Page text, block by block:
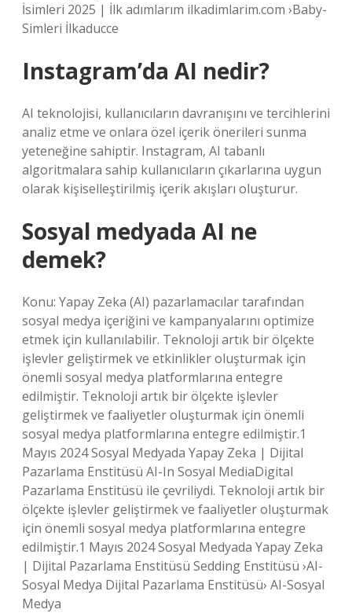
İsimleri 2025 | İlk adımlarım ilkadimlarim.com ›Baby-
Simleri İlkaducce
Instagram’da AI nedir?
AI teknolojisi, kullanıcıların davranışını ve tercihlerini
analiz etme ve onlara özel içerik önerileri sunma
yeteneğine sahiptir. Instagram, AI tabanlı
algoritmalara sahip kullanıcıların çıkarlarına uygun
olarak kişiselleştirilmiş içerik akışları oluşturur.
Sosyal medyada AI ne
demek?
Konu: Yapay Zeka (AI) pazarlamacılar tarafından
sosyal medya içeriğini ve kampanyalarını optimize
etmek için kullanılabilir. Teknoloji artık bir ölçekte
işlevler geliştirmek ve etkinlikler oluşturmak için
önemli sosyal medya platformlarına entegre
edilmiştir. Teknoloji artık bir ölçekte işlevler
geliştirmek ve faaliyetler oluşturmak için önemli
sosyal medya platformlarına entegre edilmiştir.1
Mayıs 2024 Sosyal Medyada Yapay Zeka | Dijital
Pazarlama Enstitüsü AI-In Sosyal MediaDigital
Pazarlama Enstitüsü ile çevriliydi. Teknoloji artık bir
ölçekte işlevler geliştirmek ve faaliyetler oluşturmak
için önemli sosyal medya platformlarına entegre
edilmiştir.1 Mayıs 2024 Sosyal Medyada Yapay Zeka
| Dijital Pazarlama Enstitüsü Sedding Enstitüsü ›AI-
Sosyal Medya Dijital Pazarlama Enstitüsü› AI-Sosyal
Medya